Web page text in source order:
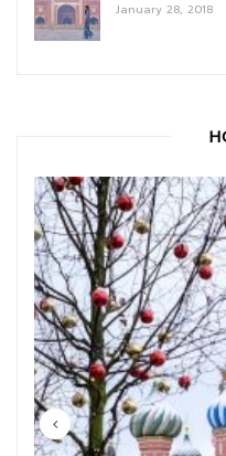
January 28, 2018